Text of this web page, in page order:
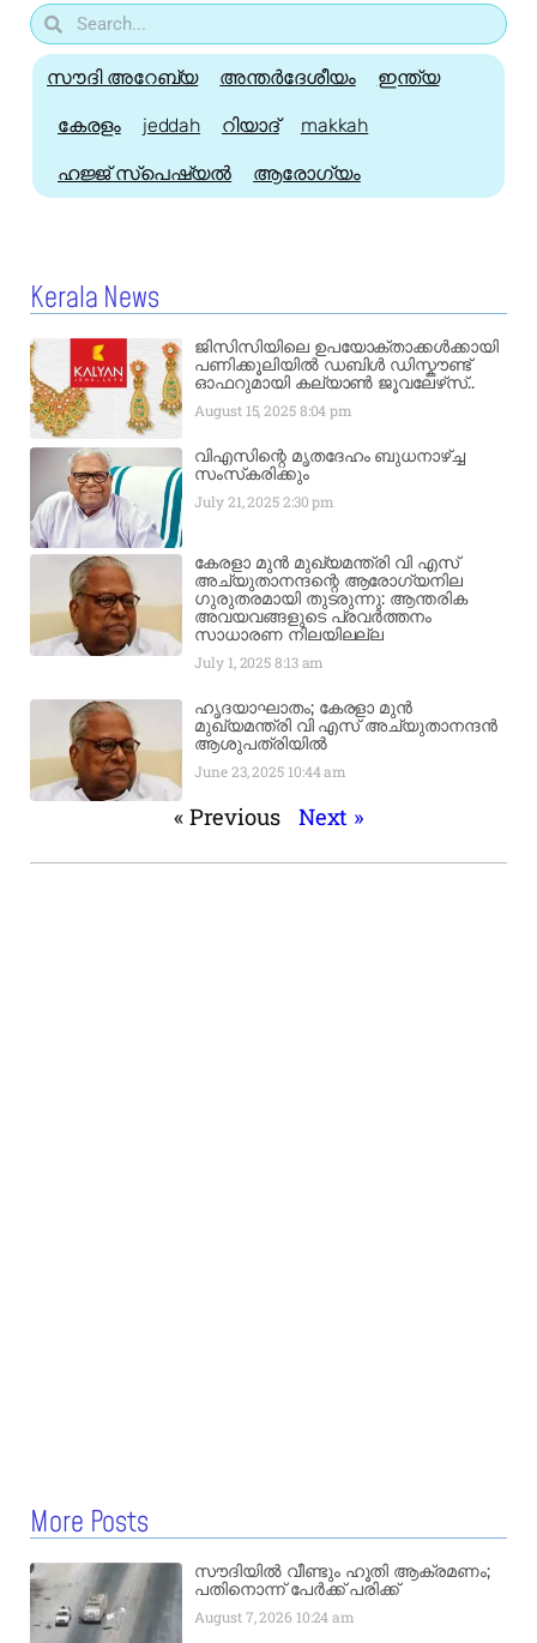
സൗദി അറേബ്യ അന്തർദേശീയം ഇന്ത്യ
കേരളം jeddah റിയാദ് makkah
ഹജ്ജ്‌ സ്പെഷ്യൽ ആരോഗ്യം
Kerala News
ജിസിസിയിലെ ഉപയോക്താക്കൾക്കായി
പണിക്കൂലിയിൽ ഡബിൾ ഡിസ്കൗണ്ട്
ഓഫറുമായി കല്യാൺ ജൂവലേഴ്‌സ്..
August 15, 20258:04 pm
വിഎസിന്റെ മൃതദേഹം ബുധനാഴ്ച്ച
സംസ്‌കരിക്കും
July 21, 20252:30 pm
കേരളാ മുൻ മുഖ്യമന്ത്രി വി എസ്
അച്യുതാനന്ദന്റെ ആരോഗ്യനില
ഗുരുതരമായി തുടരുന്നു: ആന്തരിക
അവയവങ്ങളുടെ പ്രവർത്തനം
സാധാരണ നിലയിലല്ല
July 1, 20258:13 am
ഹൃദയാഘാതം; കേരളാ മുൻ
മുഖ്യമന്ത്രി വി എസ് അച്യുതാനന്ദൻ
ആശുപത്രിയിൽ
June 23, 2025 10:44 am
« Previous Next »
More Posts
സൗദിയിൽ വീണ്ടും ഹൂതി ആക്രമണം;
പതിനൊന്ന് പേർക്ക് പരിക്ക്
August 7, 2026 10:24 am